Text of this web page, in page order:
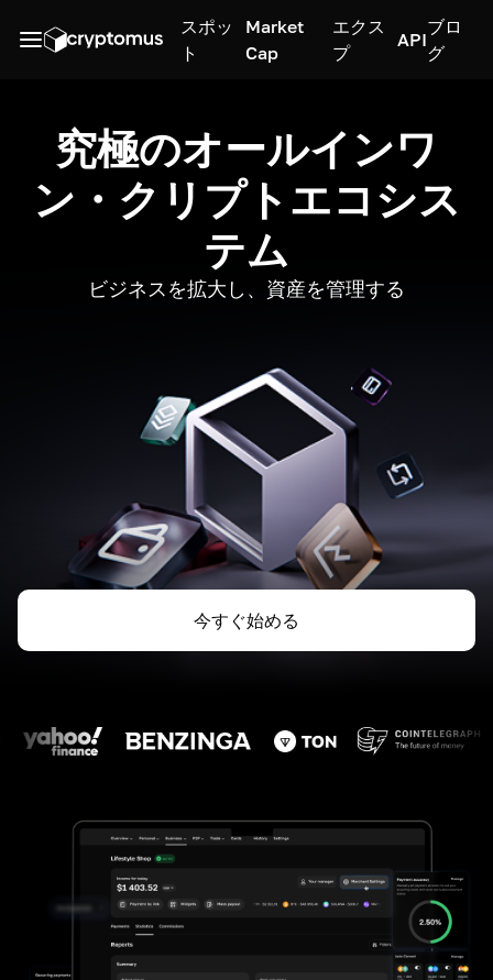
スポッ
ト
Market
Cap
エクス
プ
API
ブロ
グ
究極のオールインワ
ン・クリプトエコシス
テム
ビジネスを拡大し、資産を管理する
今すぐ始める